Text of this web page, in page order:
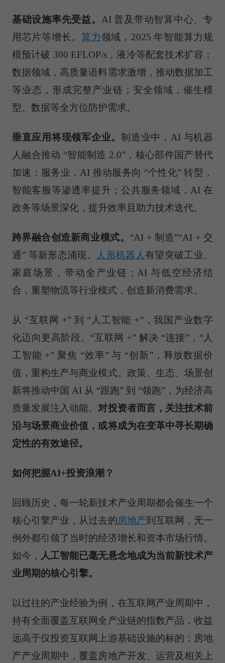
基础设施率先受益。 AI 普及带动智算中心、专
用芯片等增长。算力领域，2025 年智能算力规
模预计破 300 EFLOP/s，液冷等配套技术扩容；
数据领域，高质量语料需求激增，推动数据加工
等业态，形成完整产业链；安全领域，催生模
型、数据等全方位防护需求。
垂直应用将现领军企业。制造业中，AI 与机器
人融合推动 “智能制造 2.0”，核心部件国产替代
加速；服务业，AI 推动服务向 “个性化” 转型，
智能客服等渗透率提升；公共服务领域，AI 在
政务等场景深化，提升效率且助力技术迭代。
跨界融合创造新商业模式。 “AI + 制造”“AI + 交
通” 等新形态涌现。
人形机器人有望突破工业、
家庭场景，带动全产业链；AI 与低空经济结
合，重塑物流等行业模式，创造新消费需求。
从 “互联网 +” 到 “人工智能 +”，我国产业数字
化迈向更高阶段。“互联网 +” 解决 “连接”，“人
工智能 +” 聚焦 “效率” 与 “创新”，释放数据价
值，重构生产与商业模式。政策、生态、场景创
新将推动中国 AI 从 “跟跑” 到 “领跑”，为经济高
质量发展注入动能。 对投资者而言，关注技术前
沿与场景商业价值，或将成为在变革中寻长期确
定性的有效途径。
如何把握AI+投资浪潮？
回顾历史，每一轮新技术产业周期都会催生一个
核心引擎产业，从过去的房地产到互联网，无一
例外都引领了当时的经济增长和资本市场行情。
如今， 人工智能已毫无悬念地成为当前新技术产
业周期的核心引擎。
以过往的产业经验为例，在互联网产业周期中，
持有全面覆盖互联网全产业链的指数产品，收益
远高于仅投资互联网上游基础设施的标的；房地
产产业周期中，覆盖房地产开发、运营及相关上